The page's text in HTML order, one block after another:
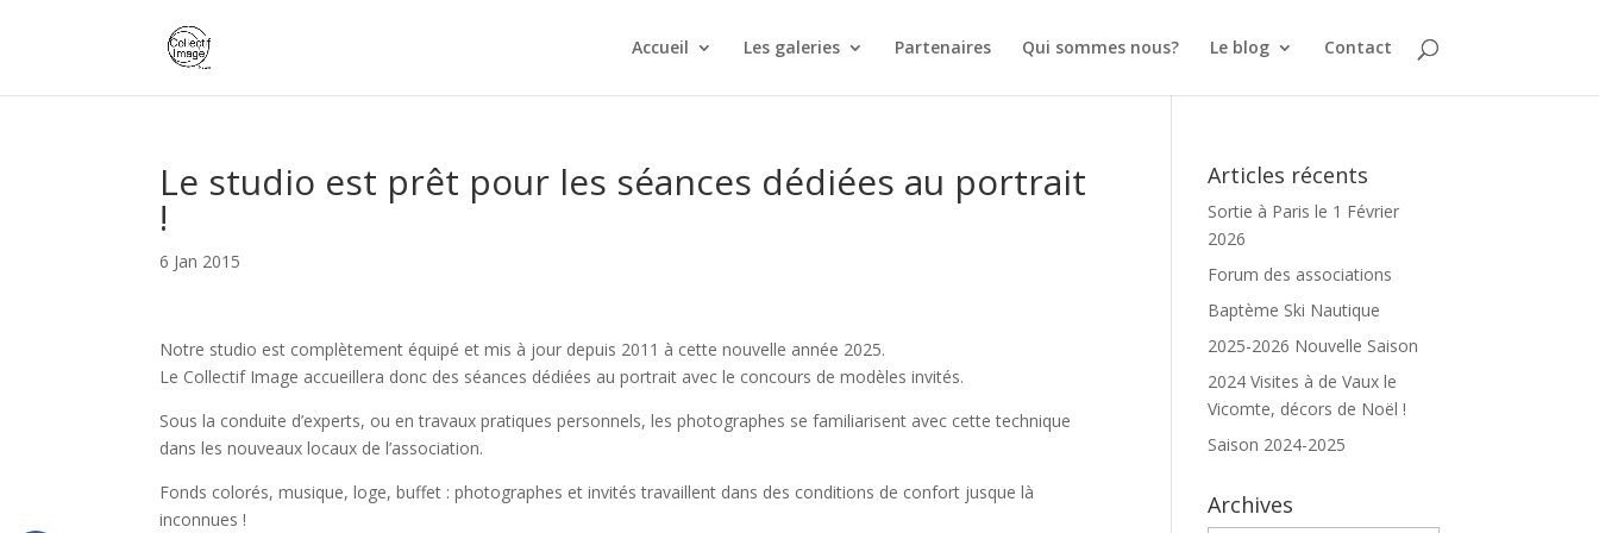
Accueil Les galeries Partenaires Qui sommes nous? Le blog Contact
Le studio est prêt pour les séances dédiées au portrait
!
6 Jan 2015
Notre studio est complètement équipé et mis à jour depuis 2011 à cette nouvelle année 2025.
Le Collectif Image accueillera donc des séances dédiées au portrait avec le concours de modèles invités.
Sous la conduite d’experts, ou en travaux pratiques personnels, les photographes se familiarisent avec cette technique
dans les nouveaux locaux de l’association.
Fonds colorés, musique, loge, buffet : photographes et invités travaillent dans des conditions de confort jusque là
inconnues !
Articles récents
Sortie à Paris le 1 Février
2026
Forum des associations
Baptème Ski Nautique
2025-2026 Nouvelle Saison
2024 Visites à de Vaux le
Vicomte, décors de Noël !
Saison 2024-2025
Archives